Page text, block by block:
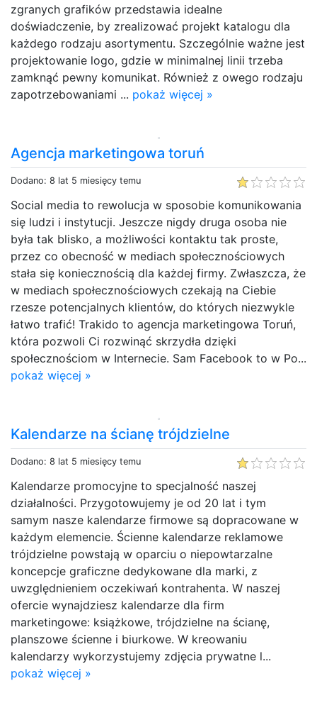
zgranych grafików przedstawia idealne
doświadczenie, by zrealizować projekt katalogu dla
każdego rodzaju asortymentu. Szczególnie ważne jest
projektowanie logo, gdzie w minimalnej linii trzeba
zamknąć pewny komunikat. Również z owego rodzaju
zapotrzebowaniami ... pokaż więcej »
Agencja marketingowa toruń
Dodano: 8 lat 5 miesięcy temu
Social media to rewolucja w sposobie komunikowania
się ludzi i instytucji. Jeszcze nigdy druga osoba nie
była tak blisko, a możliwości kontaktu tak proste,
przez co obecność w mediach społecznościowych
stała się koniecznością dla każdej firmy. Zwłaszcza, że
w mediach społecznościowych czekają na Ciebie
rzesze potencjalnych klientów, do których niezwykle
łatwo trafić! Trakido to agencja marketingowa Toruń,
która pozwoli Ci rozwinąć skrzydła dzięki
społecznościom w Internecie. Sam Facebook to w Po...
pokaż więcej »
Kalendarze na ścianę trójdzielne
Dodano: 8 lat 5 miesięcy temu
Kalendarze promocyjne to specjalność naszej
działalności. Przygotowujemy je od 20 lat i tym
samym nasze kalendarze firmowe są dopracowane w
każdym elemencie. Ścienne kalendarze reklamowe
trójdzielne powstają w oparciu o niepowtarzalne
koncepcje graficzne dedykowane dla marki, z
uwzględnieniem oczekiwań kontrahenta. W naszej
ofercie wynajdziesz kalendarze dla firm
marketingowe: książkowe, trójdzielne na ścianę,
planszowe ścienne i biurkowe. W kreowaniu
kalendarzy wykorzystujemy zdjęcia prywatne l...
pokaż więcej »